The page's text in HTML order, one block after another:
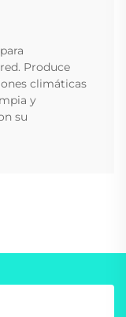
Produce
climáticas
y
su